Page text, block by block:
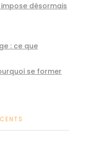
désormais
: ce que
se former